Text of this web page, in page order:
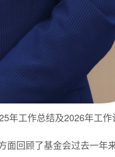
年工作总结及2026年工
面回顾了基金会过去一